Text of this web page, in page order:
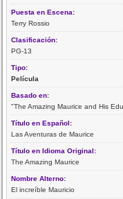
Puesta en Escena:
Terry Rossio
Clasificación:
PG-13
Tipo:
Película
Basado en:
"The Amazing Maurice and His
Título en Español:
Las Aventuras de Maurice
Título en Idioma Original:
The Amazing Maurice
Nombre Alterno:
El increíble Mauricio